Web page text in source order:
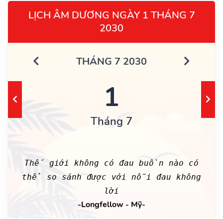
LỊCH ÂM DƯƠNG NGÀY 1 THÁNG 7
2030
THÁNG 7 2030
1
Tháng 7
Thế giới không có đau buồn nào có
thể so sánh được với nỗi đau không
lời
-Longfellow - Mỹ-